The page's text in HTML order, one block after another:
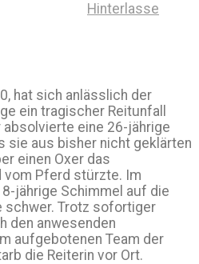
Hinterlasse
hat sich anlässlich der
ein tragischer Reitunfall
absolvierte eine 26-jährige
sie aus bisher nicht geklärten
einen Oxer das
vom Pferd stürzte. Im
jährige Schimmel auf die
schwer. Trotz sofortiger
den anwesenden
aufgebotenen Team der
die Reiterin vor Ort.